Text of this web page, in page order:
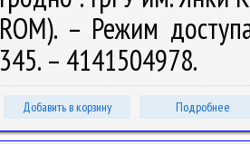
ROM). – Режим
345. – 4141504978.
Добавить в корзину Подробнее